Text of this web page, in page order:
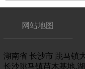
网站地图
湖南省 长沙市 跳马镇
长沙跳马镇苗木基地,